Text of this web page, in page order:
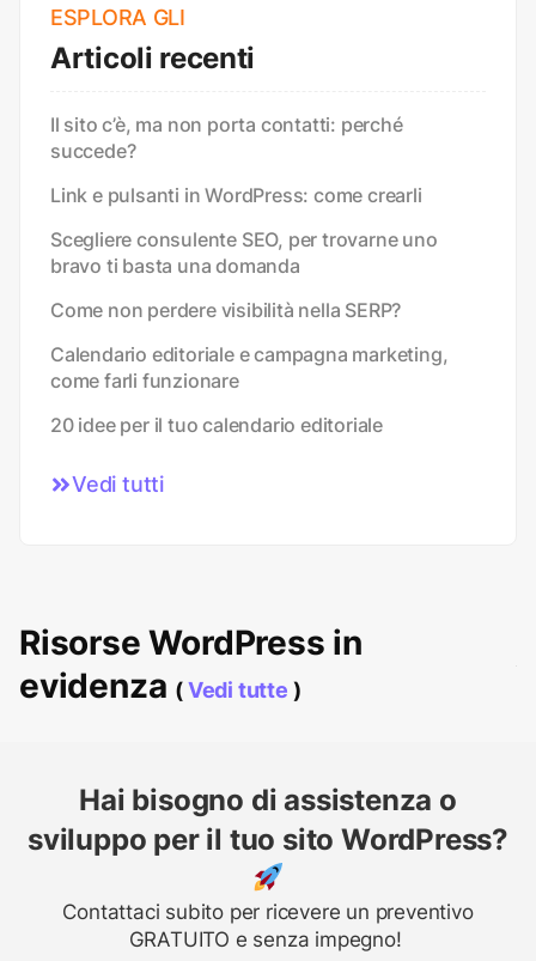
ESPLORA GLI
Articoli recenti
Il sito c’è, ma non porta contatti: perché
succede?
Link e pulsanti in WordPress: come crearli
Scegliere consulente SEO, per trovarne uno
bravo ti basta una domanda
Come non perdere visibilità nella SERP?
Calendario editoriale e campagna marketing,
come farli funzionare
20 idee per il tuo calendario editoriale
Vedi tutti
Risorse WordPress in
evidenza (Vedi tutte )
Hai bisogno di assistenza o
sviluppo per il tuo sito WordPress?
Contattaci subito per ricevere un preventivo
GRATUITO e senza impegno!